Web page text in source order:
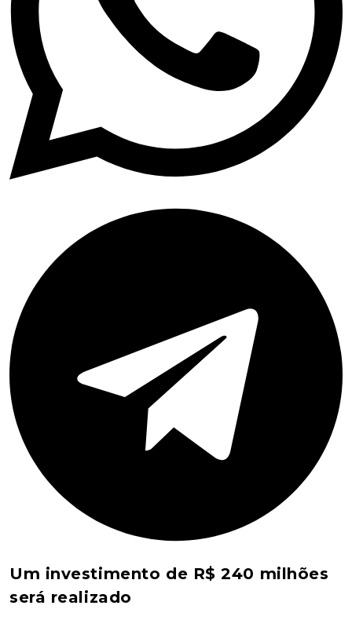
Um investimento de R$ 240 milhões
será realizado